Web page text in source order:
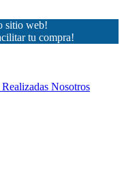
sitio web!
tu compra!
Nosotros